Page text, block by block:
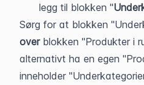
legg til blokken "
over blokken "Produkter i
alternativt ha en egen
inneholder